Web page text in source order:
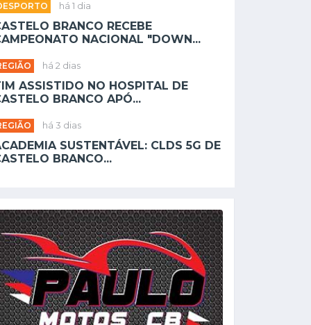
há 1 dia
BRANCO RECEBE
NACIONAL "DOWN...
há 2 dias
ASSISTIDO NO HOSPITAL DE
BRANCO APÓ...
há 3 dias
SUSTENTÁVEL: CLDS 5G DE
BRANCO...